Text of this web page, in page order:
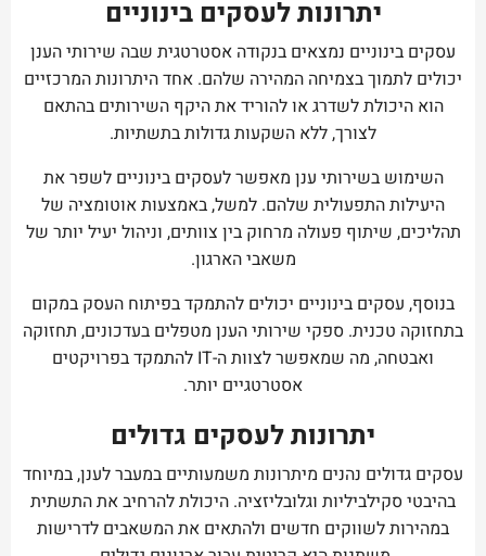
יתרונות לעסקים בינוניים
עסקים בינוניים נמצאים בנקודה אסטרטגית שבה שירותי הענן
יכולים לתמוך בצמיחה המהירה שלהם. אחד היתרונות המרכזיים
הוא היכולת לשדרג או להוריד את היקף השירותים בהתאם
לצורך, ללא השקעות גדולות בתשתיות.
השימוש בשירותי ענן מאפשר לעסקים בינוניים לשפר את
היעילות התפעולית שלהם. למשל, באמצעות אוטומציה של
תהליכים, שיתוף פעולה מרחוק בין צוותים, וניהול יעיל יותר של
משאבי הארגון.
בנוסף, עסקים בינוניים יכולים להתמקד בפיתוח העסק במקום
בתחזוקה טכנית. ספקי שירותי הענן מטפלים בעדכונים, תחזוקה
ואבטחה, מה שמאפשר לצוות ה-IT להתמקד בפרויקטים
אסטרטגיים יותר.
יתרונות לעסקים גדולים
עסקים גדולים נהנים מיתרונות משמעותיים במעבר לענן, במיוחד
בהיבטי סקילביליות וגלובליזציה. היכולת להרחיב את התשתית
במהירות לשווקים חדשים ולהתאים את המשאבים לדרישות